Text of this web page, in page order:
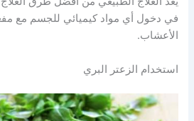
في دخول أي مواد كيميائي للجسم مع
الأعشاب.
استخدام الزعتر البري